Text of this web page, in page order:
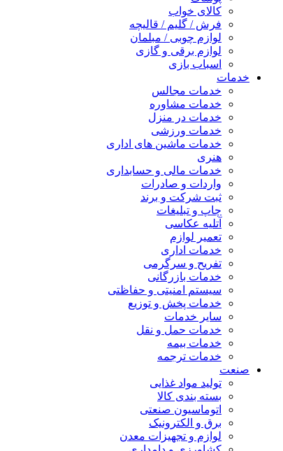
کالای خواب
فرش / گلیم / قالیچه
لوازم چوبی / مبلمان
لوازم برقی و گازی
اسباب بازی
خدمات
خدمات مجالس
خدمات مشاوره
خدمات در منزل
خدمات ورزشی
خدمات ماشین های اداری
هنری
خدمات مالی و حسابداری
واردات و صادرات
ثبت شرکت و برند
چاپ و تبلیغات
آتلیه عکاسی
تعمیر لوازم
خدمات اداری
تفریح و سرگرمی
خدمات بازرگانی
سیستم امنیتی و حفاظتی
خدمات پخش و توزیع
سایر خدمات
خدمات حمل و نقل
خدمات بیمه
خدمات ترجمه
صنعت
تولید مواد غذایی
بسته بندی کالا
اتوماسیون صنعتی
برق و الکترونیک
لوازم و تجهیزات معدن